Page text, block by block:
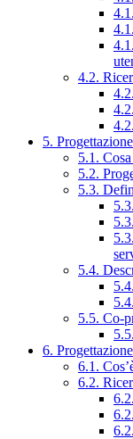
4.2.
5.
5.1.
5.2.
5.3.
5.4.
5.5. Co-
6.
6.1.
6.2.